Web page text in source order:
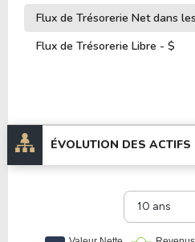
Flux de Trésorerie Net dans
Flux de Trésorerie Libre - $
ÉVOLUTION DES ACTIFS
10 ans